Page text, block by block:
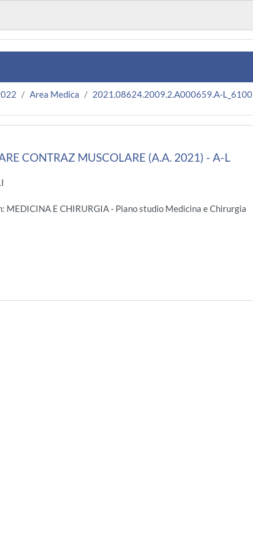
Area Medica 2021.08624.2009.2.A000659.A-L_6100
CONTRAZ MUSCOLARE (A.A. 2021) - A-L
MEDICINA E CHIRURGIA - Piano studio Medicina e Chirurgia